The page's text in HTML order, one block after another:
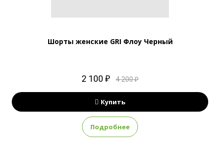
Шорты женские GRI Флоу Черный
2 100 ₽ 4 200 ₽
Купить
Подробнее